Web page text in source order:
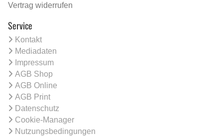
Vertrag widerrufen
Service
Kontakt
Mediadaten
Impressum
AGB Shop
AGB Online
AGB Print
Datenschutz
Cookie-Manager
Nutzungsbedingungen